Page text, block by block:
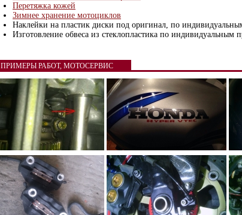
Перетяжка кожей
Зимнее хранение мотоциклов
Наклейки на пластик диски под оригинал, по
Изготовление обвеса из стеклопластика по индивидуальным
ПРИМЕРЫ РАБОТ, МОТОСЕРВИС